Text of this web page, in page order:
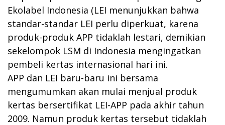
Ekolabel Indonesia (LEI menunjukkan bahwa
standar-standar LEI perlu diperkuat, karena
produk-produk APP tidaklah lestari, demikian
sekelompok LSM di Indonesia mengingatkan
pembeli kertas internasional hari ini.
APP dan LEI baru-baru ini bersama
mengumumkan akan mulai menjual produk
kertas bersertifikat LEI-APP pada akhir tahun
2009. Namun produk kertas tersebut tidaklah